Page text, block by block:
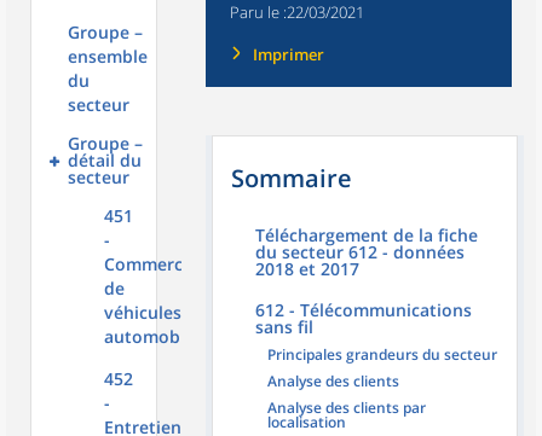
Groupe –
ensemble
du
secteur
Groupe –
détail du
secteur
451
-
Commerce
de
véhicules
automobiles
452
-
Entretien
Paru le :22/03/2021
Imprimer
Sommaire
Téléchargement de la fiche
du secteur 612 - données
2018 et 2017
612 - Télécommunications
sans fil
Principales grandeurs du secteur
Analyse des clients
Analyse des clients par
localisation